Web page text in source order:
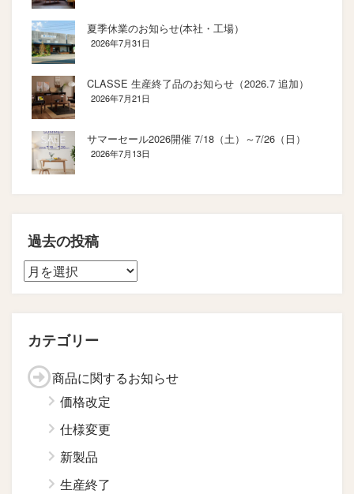
夏季休業のお知らせ(本社・工場）
2026年7月31日
CLASSE 生産終了品のお知らせ（2026.7 追加）
2026年7月21日
サマーセール2026開催 7/18（土）～7/26（日）
2026年7月13日
過去の投稿
カテゴリー
商品に関するお知らせ
価格改定
仕様変更
新製品
生産終了